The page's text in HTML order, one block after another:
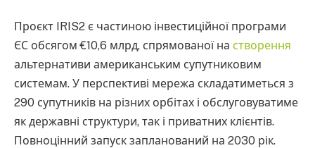
Проєкт IRIS2 є частиною інвестиційної програми
ЄС обсягом €10,6 млрд, спрямованої на створення
альтернативи американським супутниковим
системам. У перспективі мережа складатиметься з
290 супутників на різних орбітах і обслуговуватиме
як державні структури, так і приватних клієнтів.
Повноцінний запуск запланований на 2030 рік.